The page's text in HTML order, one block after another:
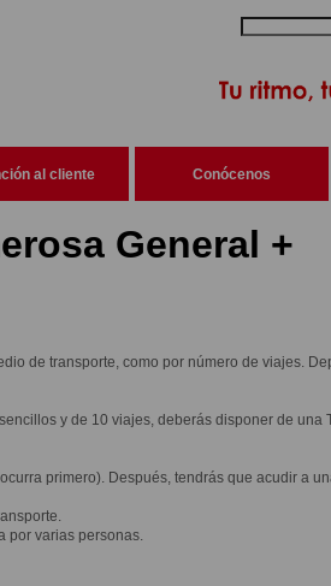
al cliente Conócenos
General +
de transporte, como por número de viajes.
y de 10 viajes, deberás disponer de una
primero). Después, tendrás que acudir a
por varias personas.